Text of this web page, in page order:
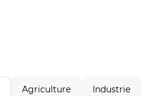
Agriculture Industrie